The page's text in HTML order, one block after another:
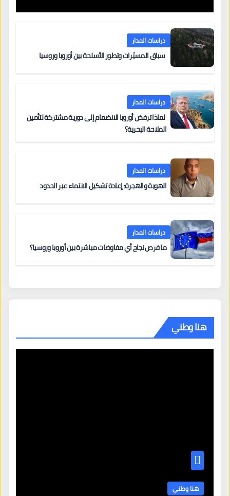
دراسات المدار
سباق المسيّرات وتطور الأسلحة بين أوروبا وروسيا
دراسات المدار
لماذا ترفض أوروبا الانضمام إلى دورية مشتركة لتأمين
الملاحة البحرية؟
دراسات المدار
الهوية والهجرة: إعادة تشكيل الانتماء عبر الحدود
دراسات المدار
ما فرص نجاح أي مفاوضات مباشرة بين أوروبا وروسيا؟
هنا وطني
هنا وطني